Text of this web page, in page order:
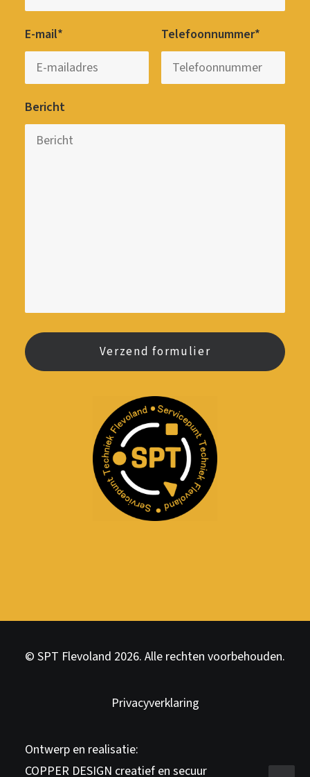
E-mail* Telefoonnummer*
Bericht
© SPT Flevoland 2026. Alle rechten voorbehouden.
Privacyverklaring
Ontwerp en realisatie:
COPPER DESIGN creatief en secuur